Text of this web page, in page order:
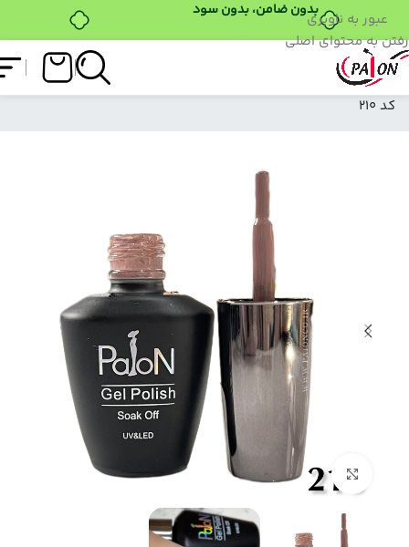
عبور به ناوبری
رفتن به محتوای اصلی
فروشگاه
لاک ژل نرمال پایون
کد 210
بزرگنمایی تصویر